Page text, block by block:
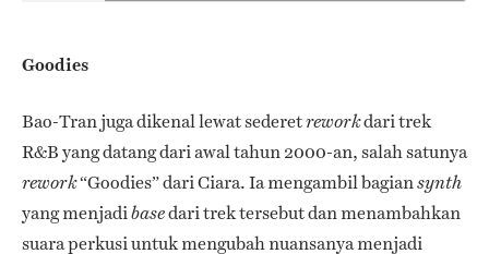
Goodies
Bao-Tran juga dikenal lewat sederetreworkdari trek
R&B yang datang dari awal tahun 2000-an, salah satunya
rework“Goodies” dari Ciara. Ia mengambil bagiansynth
yang menjadibasedari trek tersebut dan menambahkan
suara perkusiuntuk mengubah nuansanya menjadi